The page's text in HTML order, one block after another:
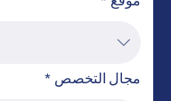
مجال التخصص *